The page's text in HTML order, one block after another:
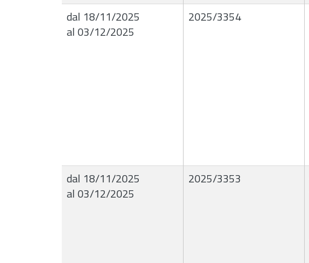
dal 18/11/2025
al 03/12/2025
2025/3354
dal 18/11/2025
al 03/12/2025
2025/3353